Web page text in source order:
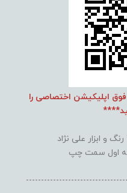
اپلیکیشن اختصاصی را